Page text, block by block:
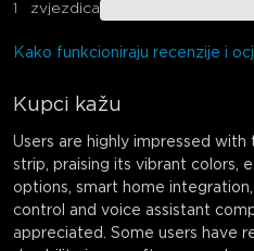
1 zvjezdica
Kako funkcioniraju recenzije i
Kupci kažu
Users are highly impressed
strip, praising its vibrant colors,
options, smart home
control and voice assistant
appreciated. Some users have